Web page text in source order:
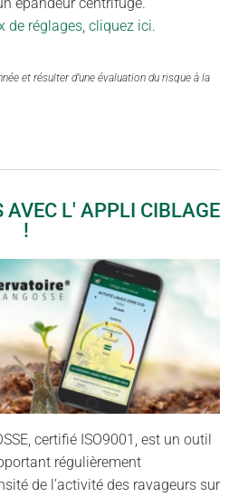
de réglages, cliquez ici.
et résulter d’une évaluation du risque à la
AVEC L' APPLI CIBLAGE
!
certifié ISO9001, est un outil
régulièrement
de l’activité des ravageurs sur